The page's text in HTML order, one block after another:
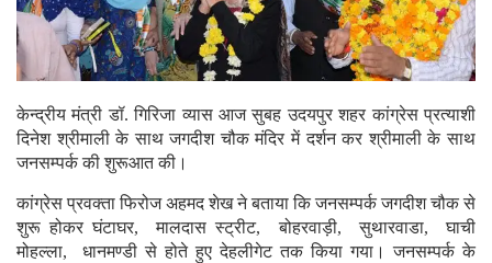
केन्द्रीय मंत्री डॉ. गिरिजा व्यास आज सुबह उदयपुर शहर कांग्रेस प्रत्याशी
दिनेश श्रीमाली के साथ जगदीश चौक मंदिर में दर्शन कर श्रीमाली के साथ
जनसम्पर्क की शुरूआत की।
कांग्रेस प्रवक्ता फिरोज अहमद शेख ने बताया कि जनसम्पर्क जगदीश चौक से
शुरू होकर घंटाघर, मालदास स्ट्रीट, बोहरवाड़ी, सुथारवाडा, घाची
मोहल्ला, धानमण्डी से होते हुए देहलीगेट तक किया गया। जनसम्पर्क के